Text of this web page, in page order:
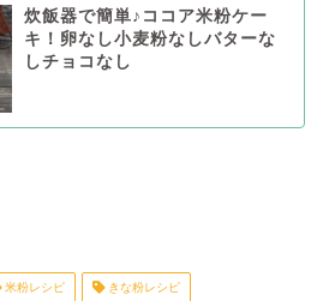
炊飯器で簡単♪ココア米粉ケー
キ！卵なし小麦粉なしバターな
しチョコなし
米粉レシピ きな粉レシピ